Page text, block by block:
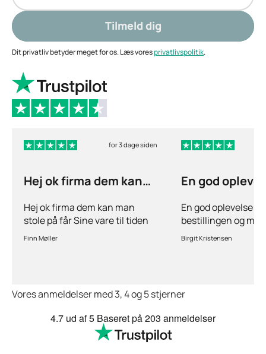
Tilmeld dig
Dit privatliv betyder meget for os. Læs voresprivatlivspolitik.
for 3 dage siden
Hej ok firma dem kan
Hej ok firma dem kan man
stole på får Sine vare til tiden
hurtig levering inden for 2
Finn Møller
En god
En god oplevelse
bestillingen og
stille spørgsmål
behov for
Birgit Kristensen
Vores anmeldelser med 3, 4 og 5 stjerner
4.7 ud af 5 Baseret på203 anmeldelser